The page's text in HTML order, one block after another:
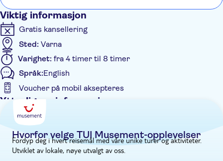
smaking venter.
Viktig informasjon
Gratis kansellering
Sted: Varna
Varighet: fra 4 timer til 8 timer
Språk:English
Voucher på mobil aksepteres
Ytterligere informasjon
Øyeblikkelig bekreftelse
Måltid er inkludert
Elektronisk billett
Hvorfor velge TUI Musement-opplevelser
Fordyp deg i hvert reisemål med våre unike turer og aktiviteter.
Utviklet av lokale, nøye utvalgt av oss.